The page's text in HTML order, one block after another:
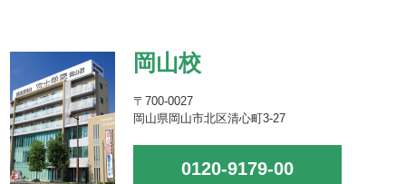
岡山校
〒700-0027
岡山県岡山市北区清心町3-27
0120-9179-00